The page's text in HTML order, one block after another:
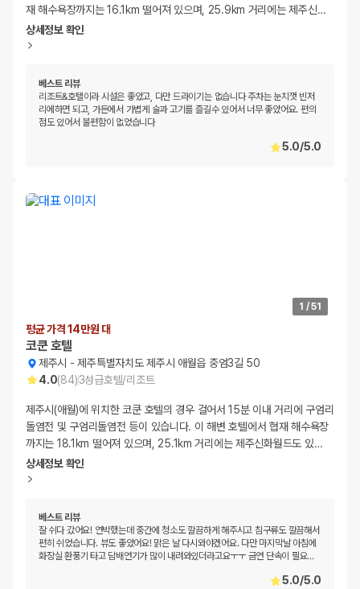
재 해수욕장까지는 16.1km 떨어져 있으며, 25.9km 거리에는 제주신…
상세정보 확인
베스트 리뷰
리조트&호텔이라 시설은 좋았고, 다만 드라이기는 없습니다 주차는 눈치껏 빈저
리에하면 되고, 가든에서 가볍게 술과 고기를 즐길수 있어서 너무 좋았어요. 편의
점도 있어서 불편함이 없었습니다
5.0/5.0
1 /51
평균 가격 14만원 대
코쿤 호텔
제주시 -제주특별자치도 제주시 애월읍 중엄3길 50
4.0(84)3성급호텔/리조트
제주시(애월)에 위치한 코쿤 호텔의 경우 걸어서 15분 이내 거리에 구엄리
돌염전 및 구엄리돌염전 등이 있습니다. 이 해변 호텔에서 협재 해수욕장
까지는 18.1km 떨어져 있으며, 25.1km 거리에는 제주신화월드도 있…
상세정보 확인
베스트 리뷰
잘 쉬다 갔어요! 연박했는데 중간에 청소도 깔끔하게 해주시고 침구류도 깔끔해서
편히 쉬었습니다. 뷰도 좋았어요! 맑은 날 다시와야겠어요. 다만 마지막날 아침에
화장실 환풍기 타고 담배연기가 많이 내려와있더라고요ㅜㅜ 금연 단속이 필요…
5.0/5.0